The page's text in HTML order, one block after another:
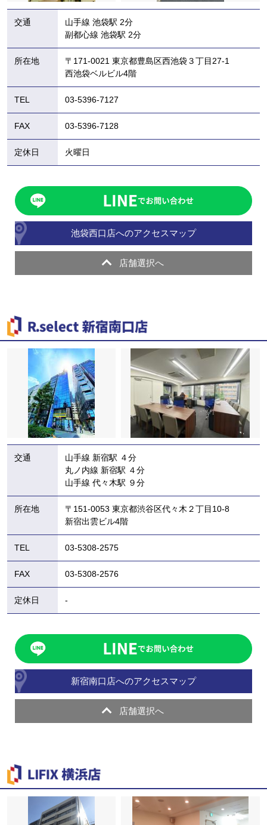
交通
山手線 池袋駅 2分
副都心線 池袋駅 2分
所在地
〒171-0021 東京都豊島区西池袋３丁目27-1
西池袋ベルビル4階
TEL 03-5396-7127
FAX 03-5396-7128
定休日 火曜日
池袋西口店へのアクセスマップ
店舗選択へ
交通
山手線 新宿駅 ４分
丸ノ内線 新宿駅 ４分
山手線 代々木駅 ９分
所在地
〒151-0053 東京都渋谷区代々木２丁目10-8
新宿出雲ビル4階
TEL 03-5308-2575
FAX 03-5308-2576
定休日 -
新宿南口店へのアクセスマップ
店舗選択へ